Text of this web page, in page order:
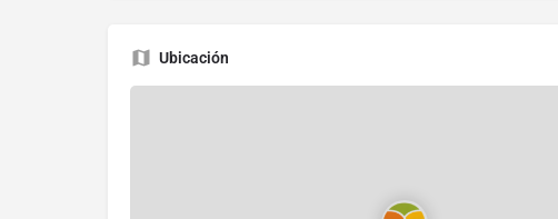
Ubicación